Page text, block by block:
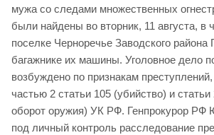
мужа со следами множественных
были найдены во вторник, 11 августа, в
поселке Черноречье Заводского района
багажнике их машины. Уголовное дело
возбуждено по признакам
частью 2 статьи 105 (убийство) и
оборот оружия) УК РФ. Генпрокурор РФ
под личный контроль расследование